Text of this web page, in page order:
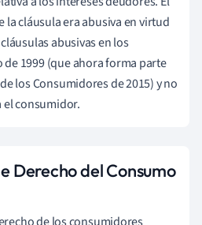
cláusula era abusiva en virtud
abusivas en los
1999 (que ahora forma parte
los Consumidores de 2015) y no
consumidor.
Derecho del Consumo
de los consumidores